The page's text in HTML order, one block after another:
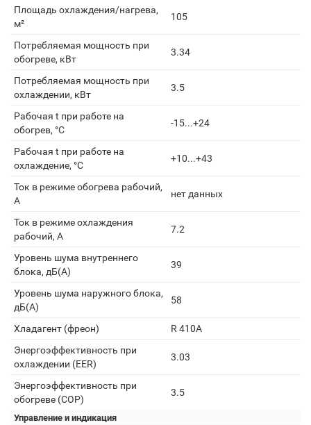
Площадь охлаждения/нагрева,
м²
105
Потребляемая мощность при
обогреве, кВт
3.34
Потребляемая мощность при
охлаждении, кВт
3.5
Рабочая t при работе на
обогрев, °С
-15...+24
Рабочая t при работе на
охлаждение, °С
+10...+43
Ток в режиме обогрева рабочий,
А
нет данных
Ток в режиме охлаждения
рабочий, А
7.2
Уровень шума внутреннего
блока, дБ(А)
39
Уровень шума наружного блока,
дБ(А)
58
Хладагент (фреон)
R 410A
Энергоэффективность при
охлаждении (EER)
3.03
Энергоэффективность при
обогреве (COP)
3.5
Управление и индикация